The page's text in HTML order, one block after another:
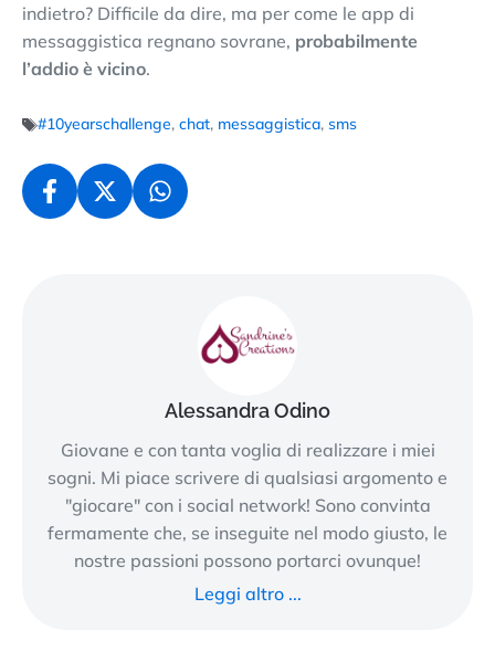
indietro? Difficile da dire, ma per come le app di
messaggistica regnano sovrane, probabilmente
l’addio è vicino.
#10yearschallenge, chat, messaggistica, sms
Alessandra Odino
Giovane e con tanta voglia di realizzare i miei
sogni. Mi piace scrivere di qualsiasi argomento e
"giocare" con i social network! Sono convinta
fermamente che, se inseguite nel modo giusto, le
nostre passioni possono portarci ovunque!
Leggi altro ...